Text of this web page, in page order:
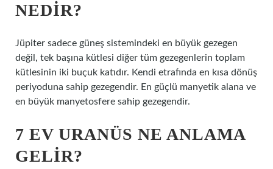
NEDIR?
Jüpiter sadece güneş sistemindeki en büyük gezegen
değil, tek başına kütlesi diğer tüm gezegenlerin toplam
kütlesinin iki buçuk katıdır. Kendi etrafında en kısa dönüş
periyoduna sahip gezegendir. En güçlü manyetik alana ve
en büyük manyetosfere sahip gezegendir.
7 EV URANÜS NE ANLAMA
GELIR?